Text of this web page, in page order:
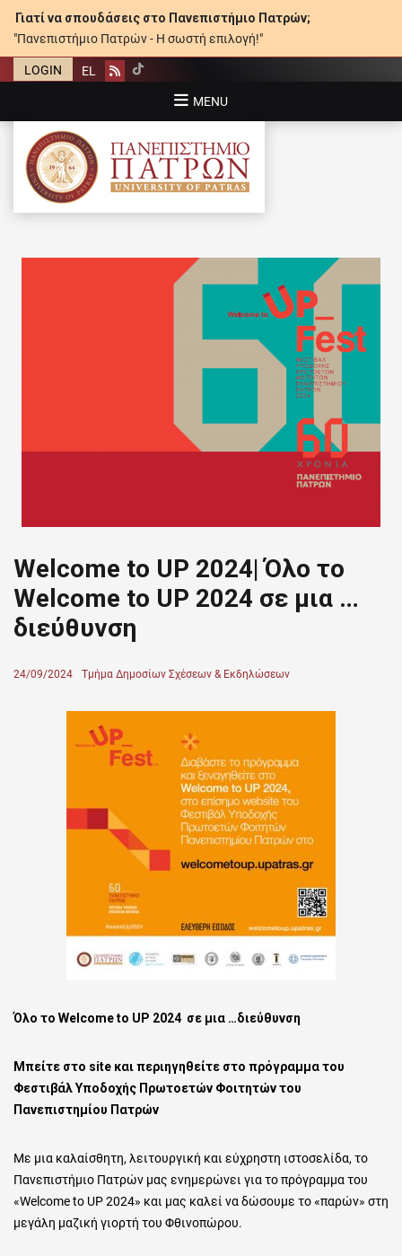
Γιατί να σπουδάσεις στο Πανεπιστήμιο Πατρών;
"Πανεπιστήμιο Πατρών - Η σωστή επιλογή!"
LOGIN EL Rss
MENU
ΠΑΝΕΠΙΣΤΉΜΙΟ ΠΑΤΡΏΝ
Welcome to UP 2024| Όλο το
Welcome to UP 2024 σε μια …
διεύθυνση
Posted
24/09/2024 Author
Τμήμα Δημοσίων Σχέσεων & Εκδηλώσεων
Όλο το Welcometo UP 2024 σε μια …διεύθυνση
Mπείτε στο site και περιηγηθείτε στο πρόγραμμα του
Φεστιβάλ Υποδοχής Πρωτοετών Φοιτητών του
Πανεπιστημίου Πατρών
Με μια καλαίσθητη, λειτουργική και εύχρηστη ιστοσελίδα, το
Πανεπιστήμιο Πατρών μας ενημερώνει για το πρόγραμμα του
«Welcome to UP 2024» και μας καλεί να δώσουμε το «παρών» στη
μεγάλη μαζική γιορτή του Φθινοπώρου.